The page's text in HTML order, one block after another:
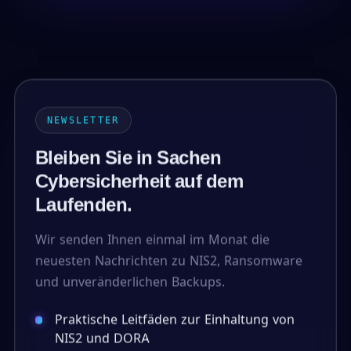
NEWSLETTER
Bleiben Sie in Sachen
Cybersicherheit auf dem
Laufenden.
Wir senden Ihnen einmal im Monat die
neuesten Nachrichten zu NIS2, Ransomware
und unveränderlichen Backups.
Praktische Leitfäden zur Einhaltung von
NIS2 und DORA